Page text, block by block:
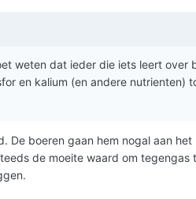
weten dat ieder die iets leert over
en kalium (en andere nutrienten)
boeren gaan hem nogal aan het
de moeite waard om tegengas